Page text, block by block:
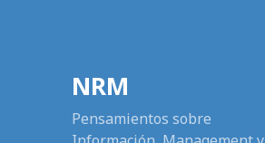
NRM
Pensamientos sobre